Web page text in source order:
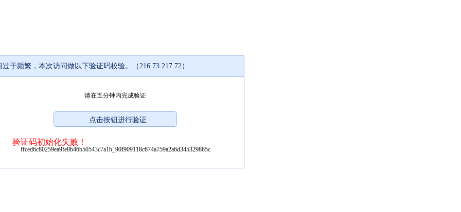
过于频繁，本次访问做以下验证码校验。（216.73.217.72）
请在五分钟内完成验证
验证码初始化失败！
ffced6c80259ea9fe8b46b50543c7a1b_90f909118c674a759a2a6d345329865c